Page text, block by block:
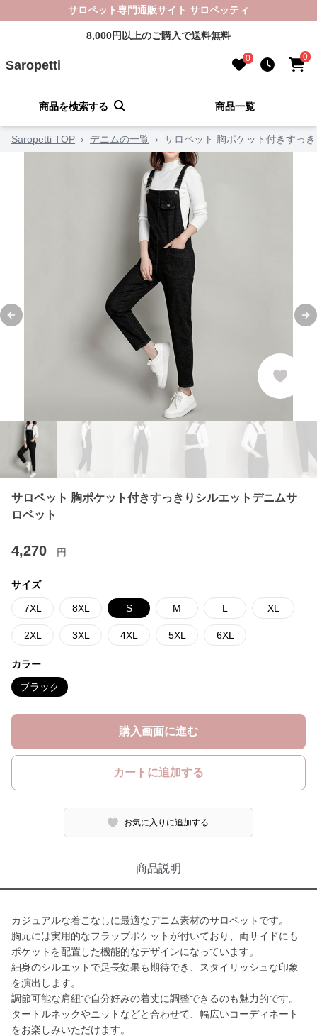
サロペット専門通販サイト サロペッティ
8,000円以上のご購入で送料無料
Saropetti 0 0
商品を検索する 商品一覧
Saropetti TOP › デニムの一覧 › サロペット 胸ポケット付きすっ
Previous slide
サロペット 胸ポケット付きすっきりシルエットデニムサ
ロペット
4,270 円
サイズ
7XL 8XL S M L XL
2XL 3XL 4XL 5XL 6XL
カラー
ブラック
購入画面に進む
カートに追加する
お気に入りに追加する
商品説明
カジュアルな着こなしに最適なデニム素材のサロペットです。
胸元には実用的なフラップポケットが付いており、両サイドにも
ポケットを配置した機能的なデザインになっています。
細身のシルエットで足長効果も期待でき、スタイリッシュな印象
を演出します。
調節可能な肩紐で自分好みの着丈に調整できるのも魅力的です。
タートルネックやニットなどと合わせて、幅広いコーディネート
をお楽しみいただけます。